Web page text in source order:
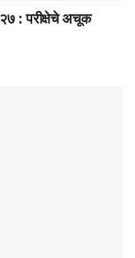
: परीक्षेचे अचूक